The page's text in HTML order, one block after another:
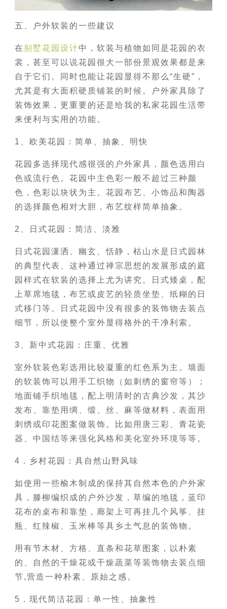
五、户外软装的一些建议
在 别墅花园设计中，软装与植物如同是花园的衣
裳，甚至可以说花园很大一部份景观效果都是来
自于它们。同时也能让花园显得不那么“生硬”，
尤其是有大面积硬质铺装的时候。户外家具除了
装饰效果，更重要的还是给我的私家花园生活带
来便利与实用的功能。
1、欧美花园：简单、抽象、明快
花园多选择现代感很强的户外家具，颜色选用白
色或流行色。花园中主色彩一般不超过三种颜
色，色彩以块状为主。花园布艺、小饰品和陶器
的选择颜色相对大胆，布艺纹样简单抽象。
2、日式花园：简洁、淡雅
日式花园潇洒、幽玄、恬静，枯山水是日式园林
的典型代表、这种通过禅宗思想的发展形成的庭
园样式在软装的选择上尤为讲究。日式矮桌，配
上草席地毯，布艺或皮艺的轻质坐垫、纸糊的日
式移门等。日式花园中没有很多的装饰物去装点
细节，所以使整个室外显得格外的干净利索。
3、新中式花园：庄重、优雅
室外软装色彩选用比较凝重的红色系为主。墙面
的软装饰可以用手工织物（如刺绣的窗帘等）；
地面铺手织地毯，配上明清时的古典沙发，其沙
发布、靠垫用绸、缎、丝、麻等做材料，表面用
刺绣或印花图案做装饰。比如用唐三彩、青花瓷
器、中国结等来强化风格和美化室外环境等等。
4．乡村花园：具自然山野风味
如使用一些榆木制成的保持其自然本色的户外家
具，滕柳编织成的户外沙发，草编的地毯，蓝印
花布的桌布和靠垫，廊架上可再挂几个风筝、挂
瓶、红辣椒、玉米棒等具乡土气息的装饰物。
用有节木材、方格、直条和花草图案，以朴素
的、自然的干燥花或干燥蔬菜等装饰物去装点细
节,营造一种朴素、原始之感。
5．现代简洁花园：单一性、抽象性